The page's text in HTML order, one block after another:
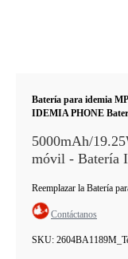
Batería para idemia
IDEMIA PHONE
5000mAh/
móvil - Batería
Reemplazar la Batería
Contáctanos
SKU: